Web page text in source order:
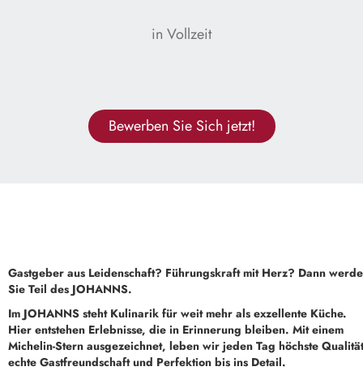
in Vollzeit
Bewerben Sie Sich jetzt!
Gastgeber aus Leidenschaft? Führungskraft mit Herz? Dann
Sie Teil des JOHANNS.
Im JOHANNS steht Kulinarik für weit mehr als exzellente Küche.
Hier entstehen Erlebnisse, die in Erinnerung bleiben. Mit einem
Michelin-Stern ausgezeichnet, leben wir jeden Tag höchste
echte Gastfreundschaft und Perfektion bis ins Detail.